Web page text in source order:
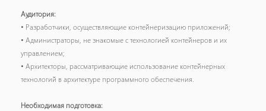
Аудитория:
• Разработчики, осуществляющие контейнеризацию приложений;
• Администраторы, не знакомые с технологией контейнеров и их
управлением;
• Архитекторы, рассматривающие использование контейнерных
технологий в архитектуре программного обеспечения.
Необходимая подготовка: